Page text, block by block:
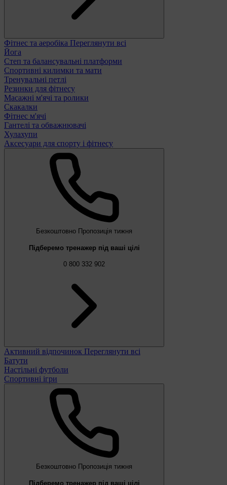
Фітнес та аеробіка Переглянути всі
Йога
Степ та балансувальні платформи
Спортивні килимки та мати
Тренувальні петлі
Резинки для фітнесу
Масажні м'ячі та ролики
Скакалки
Фітнес м'ячі
Гантелі та обважнювачі
Хулахупи
Аксесуари для спорту і фітнесу
Безкоштовно Пропозиція тижня
Підберемо тренажер під ваші цілі
0 800 332 902
Активний відпочинок Переглянути всі
Батути
Настільні футболи
Спортивні ігри
Безкоштовно Пропозиція тижня
Підберемо тренажер під ваші цілі